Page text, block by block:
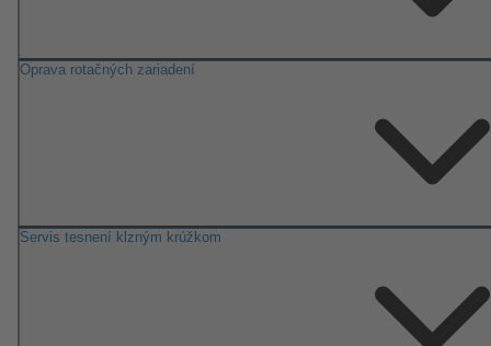
Oprava rotačných zariadení
Servis tesnení klzným krúžkom